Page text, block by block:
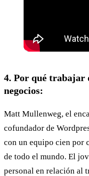
4. Por qué trabajar
negocios:
Matt Mullenweg, el
cofundador de
con un equipo cien por
de todo el mundo. El
personal en relación al